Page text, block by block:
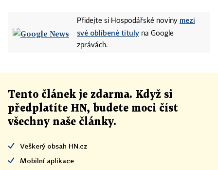
Přidejte si Hospodářské noviny mezi
své oblíbené tituly na Google
zprávách.
Tento článek je zdarma. Když si
předplatíte HN, budete moci číst
všechny naše články.
Veškerý obsah HN.cz
Mobilní aplikace